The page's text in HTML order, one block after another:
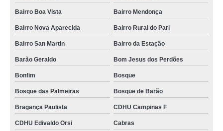
Bairro Boa Vista Bairro Mendonça
Bairro Nova Aparecida Bairro Rural do Pari
Bairro San Martin Bairro da Estação
Barão Geraldo Bom Jesus dos Perdões
Bonfim Bosque
Bosque das Palmeiras Bosque de Barão
Bragança Paulista CDHU Campinas F
CDHU Edivaldo Orsi Cabras